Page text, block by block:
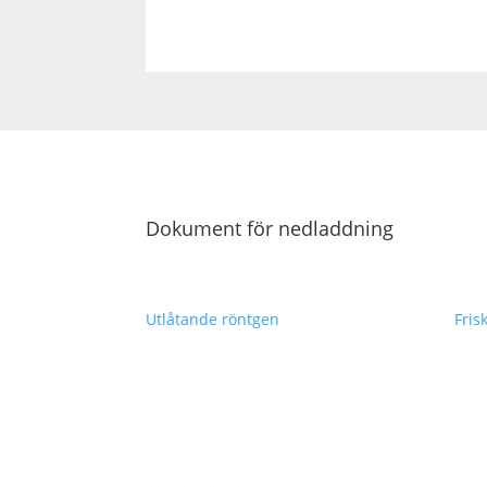
Dokument för nedladdning
Utlåtande röntgen